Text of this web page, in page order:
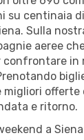
su centinaia
Sulla
aeree
confrontare in
migliori
e ritorno.
a